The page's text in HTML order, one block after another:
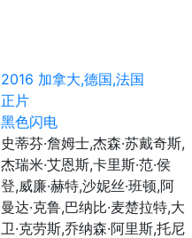
2016 加拿大,德国,法国
正片
黑色闪电
史蒂芬·詹姆士,杰森·苏戴奇斯,
杰瑞米·艾恩斯,卡里斯·范·侯
登,威廉·赫特,沙妮丝·班顿,阿
曼达·克鲁,巴纳比·麦楚拉特,大
卫·克劳斯,乔纳森·阿里斯,托尼